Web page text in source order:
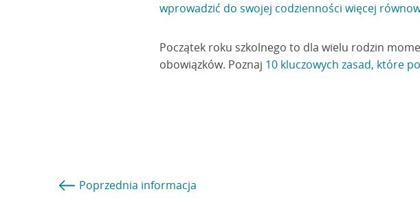
wprowadzić do swojej codzienności więcej
Początek roku szkolnego to dla wielu rodzin
obowiązków. Poznaj 10 kluczowych zasad, które
Poprzednia informacja